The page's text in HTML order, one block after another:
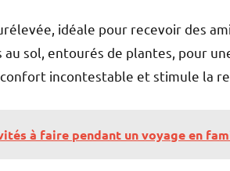
idéale pour recevoir des
au sol, entourés de plantes, pour
incontestable et stimule la
à faire pendant un voyage en